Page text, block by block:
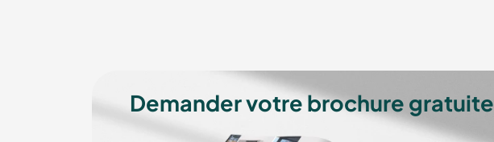
Demander votre brochure gratuite